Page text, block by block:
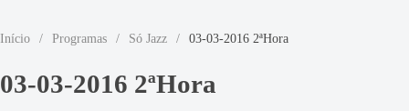
Início / Programas / Só Jazz / 03-03-2016 2ªHora
03-03-2016 2ªHora